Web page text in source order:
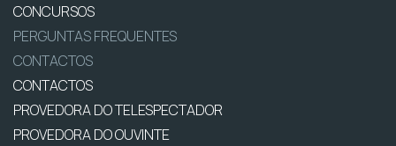
CONCURSOS
PERGUNTAS FREQUENTES
CONTACTOS
CONTACTOS
PROVEDORA DO TELESPECTADOR
PROVEDORA DO OUVINTE